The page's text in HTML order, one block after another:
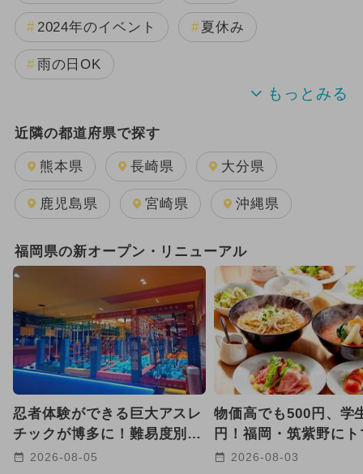
2024年のイベント 夏休み
雨の日OK
キャラクター
2025年11月のイベント
2025年12月のイベント
2025年8月のイベント
GW(ゴールデンウィーク)
2026年7月のイベント
2025年7月のイベント
2025年10月のイベント
近隣の都道府県で探す
熊本県 長崎県 大分県
鹿児島県 宮崎県 沖縄県
福岡県の新オープン・リニューアル
忍者体験ができる巨大アスレ
チックが博多に！難易度別コ
ースで子供も大人も本気で挑
2026-08-05
物価高でも500円、学
円！福岡・筑紫野に
ーメン三味が9号店オ
2026-08-03